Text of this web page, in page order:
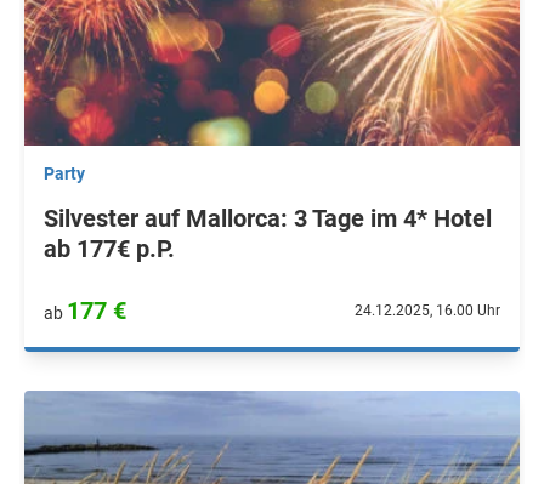
Party
Silvester auf Mallorca: 3 Tage im 4* Hotel
ab 177€ p.P.
ab 177 € 24.12.2025, 16.00 Uhr